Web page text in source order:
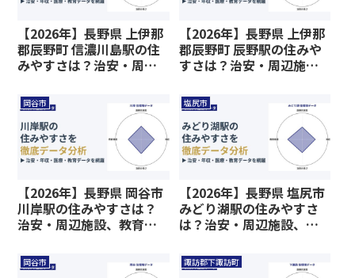
【2026年】長野県 上伊那
郡辰野町 信濃川島駅の住
みやすさは？治安・周辺
しに関わる情報を解説
【2026年】長野県 上伊那
郡辰野町 辰野駅の住みや
すさは？治安・周辺施
に関わる情報を解説
岡谷市
【2026年】長野県 岡谷市
川岸駅の住みやすさは？
治安・周辺施設、教育環
報を解説
塩尻市
【2026年】長野県 塩尻市
みどり湖駅の住みやすさ
は？治安・周辺施設、教
る情報を解説
岡谷市 諏訪郡下諏訪町